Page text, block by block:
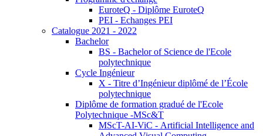
EuroteQ - Diplôme EuroteQ
PEI - Echanges PEI
Catalogue 2021 - 2022
Bachelor
BS - Bachelor of Science de l'Ecole
polytechnique
Cycle Ingénieur
X - Titre d’Ingénieur diplômé de l’École
polytechnique
Diplôme de formation gradué de l'Ecole
Polytechnique -MSc&T
MScT-AI-ViC - Artificial Intelligence and